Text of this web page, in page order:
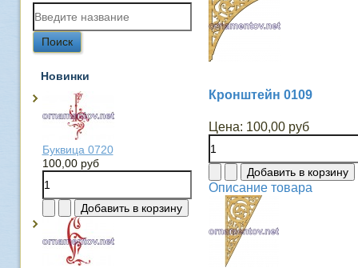
Новинки
Буквица 0720
100,00 руб
Кронштейн 0109
Цена: 100,00 руб
Описание товара